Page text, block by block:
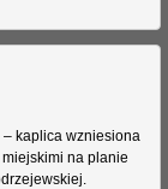
– kaplica wzniesiona
na planie